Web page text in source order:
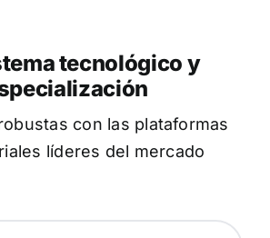
tecnológico y
con las plataformas
líderes del mercado